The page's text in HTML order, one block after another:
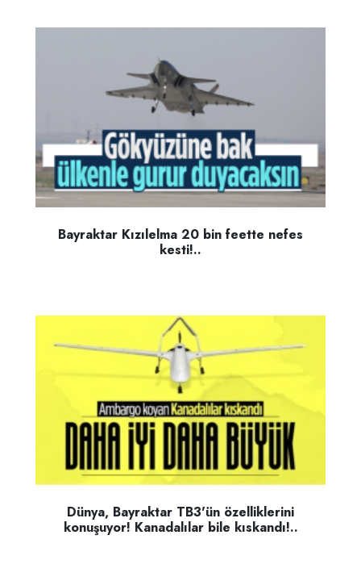
Bayraktar Kızılelma 20 bin feette nefes
kesti!..
Dünya, Bayraktar TB3'ün özelliklerini
konuşuyor! Kanadalılar bile kıskandı!..